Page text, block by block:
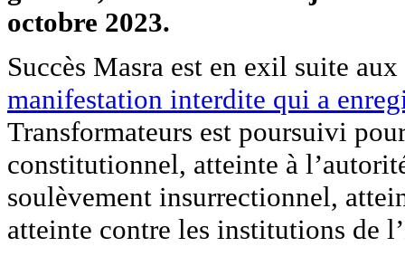
octobre 2023.
Succès Masra est en exil suite
manifestation interdite qui a
Transformateurs est poursuivi
constitutionnel, atteinte à
soulèvement insurrectionnel,
atteinte contre les institutions de